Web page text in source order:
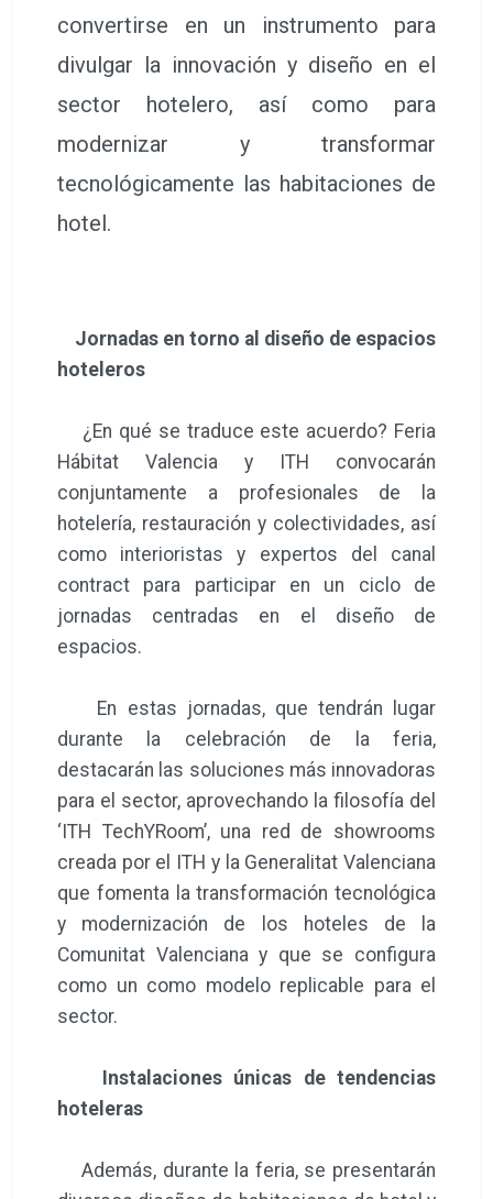
convertirse en un instrumento para
divulgar la innovación y diseño en el
sector hotelero, así como para
modernizar y transformar
tecnológicamente las habitaciones de
hotel.
Jornadas en torno al diseño de espacios
hoteleros
¿En qué se traduce este acuerdo? Feria
Hábitat Valencia y ITH convocarán
conjuntamente a profesionales de la
hotelería, restauración y colectividades, así
como interioristas y expertos del canal
contract para participar en un ciclo de
jornadas centradas en el diseño de
espacios.
En estas jornadas, que tendrán lugar
durante la celebración de la feria,
destacarán las soluciones más innovadoras
para el sector, aprovechando la filosofía del
‘ITH TechYRoom’, una red de showrooms
creada por el ITH y la Generalitat Valenciana
que fomenta la transformación tecnológica
y modernización de los hoteles de la
Comunitat Valenciana y que se configura
como un como modelo replicable para el
sector.
Instalaciones únicas de tendencias
hoteleras
Además, durante la feria, se presentarán